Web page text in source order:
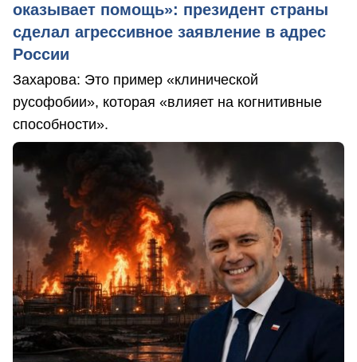
оказывает помощь»: президент страны
сделал агрессивное заявление в адрес
России
Захарова: Это пример «клинической
русофобии», которая «влияет на когнитивные
способности».